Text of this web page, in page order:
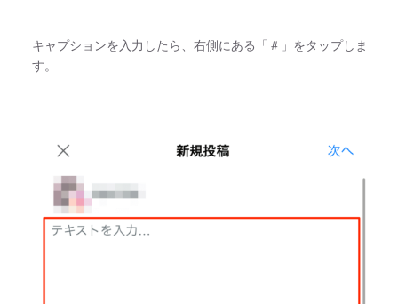
キャプションを入力したら、右側にある「＃」をタップしま
す。